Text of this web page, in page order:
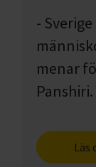
-
menar
Panshiri.
Läs